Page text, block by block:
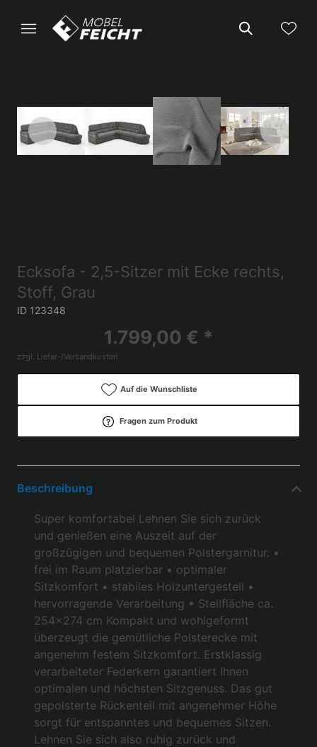
Ecksofa - 2,5-Sitzer mit Ecke rechts,
Stoff, Grau
ID 123348
1.799,00 € *
zzgl. Liefer-/Versandkosten
Auf die Wunschliste
Fragen zum Produkt
Beschreibung
Super komfortabel Lehnen Sie sich zurück
und genießen eine Auszeit auf der
großzügigen und bequemen Polstergarnitur. •
frei im Raum platzierbar • optimaler
Sitzkomfort • stabiles Holzuntergestell •
hervorragende Verarbeitung • Stellfläche ca.
254x274 cm Kompakt und wohlgeformt
überzeugt die gemütliche Polsterecke mit
angenehm festem Sitzkomfort. Erstklassig
verarbeiteter Federkern garantiert Ihnen
optimalen und höchsten Sitzgenuss. Das gut
gepolsterte Rückenteil mit angenehmer Höhe
sorgt für entspanntes und bequemes Sitzen.
Lehnen Sie sich also ruhig zurück und